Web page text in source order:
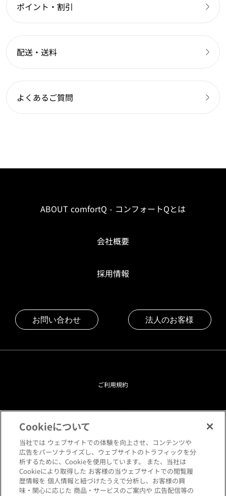
ポイント・割引
配送・送料
よくあるご質問
ABOUT comfortQ - コンフォートQとは
会社概要
採用情報
お問い合わせ 法人のお客様
ご利用規約
プライバシーポリシー
クッキーポリシー
閲覧環境について
Cookieについて
当社では ウェブサイトでの体験を向上させ、コンテンツや
広告をパーソナライズし、ウェブサイトのトラフィックを分
析するために、Cookieを使用しています。 また、当社は
Cookieにより取得した お客様の当ウェブサイトでの閲覧履
歴情報を 個人情報と紐づけたうえで分析し、お客様の興
味・関心に応じた 商品・サービスのご案内や 広告配信等の